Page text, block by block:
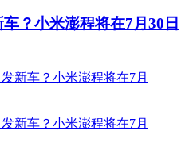
？小米澎程将在7月30日